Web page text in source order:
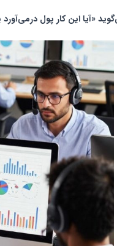
«آیا این کار پول